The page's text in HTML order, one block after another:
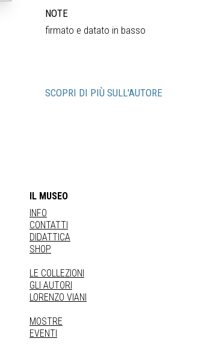
NOTE
firmato e datato in basso
SCOPRI DI PIÙ SULL'AUTORE
IL MUSEO
INFO
CONTATTI
DIDATTICA
SHOP
LE COLLEZIONI
GLI AUTORI
LORENZO VIANI
MOSTRE
EVENTI